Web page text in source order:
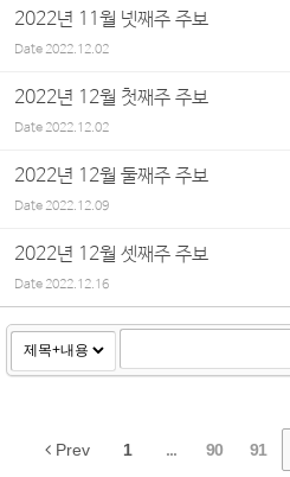
2022년 11월 넷째주 주보
Date2022.12.02
2022년 12월 첫째주 주보
Date2022.12.02
2022년 12월 둘째주 주보
Date2022.12.09
2022년 12월 셋째주 주보
Date2022.12.16
Prev 1 ... 90 91